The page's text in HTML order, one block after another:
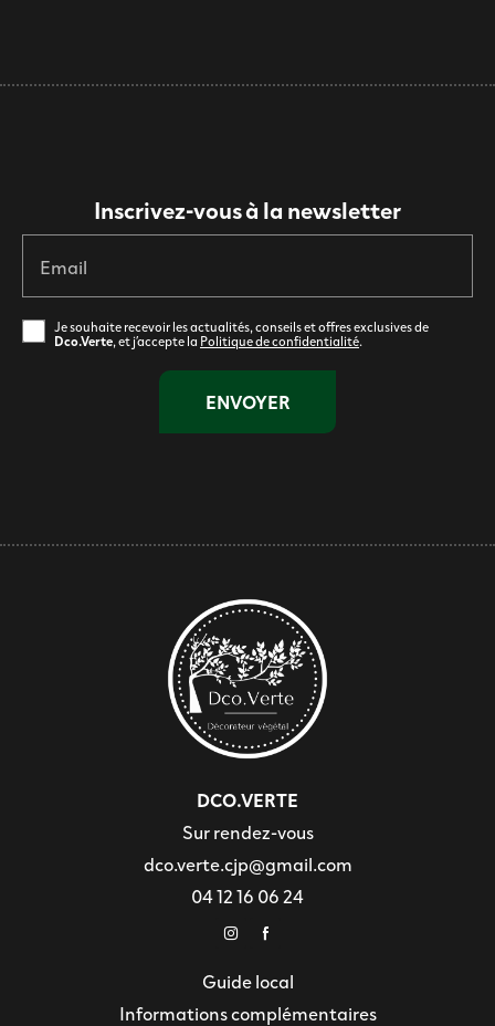
Inscrivez-vous à la newsletter
Email
Je souhaite recevoir les actualités, conseils et offres exclusives de
Dco.Verte, et j’accepte la Politique de confidentialité.
DCO.VERTE
Sur rendez-vous
dco.verte.cjp@gmail.com
04 12 16 06 24
Guide local
Informations complémentaires